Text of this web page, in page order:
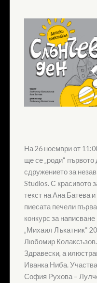
На 26 ноември от
ще се „роди“
сдружението за
Studios. С красивото
текст на Ана Батева
пиесата печели
конкурс за
„Михаил Лъкатник“
Любомир
Здравески, а
Иванка Ниба.
София Рухова –